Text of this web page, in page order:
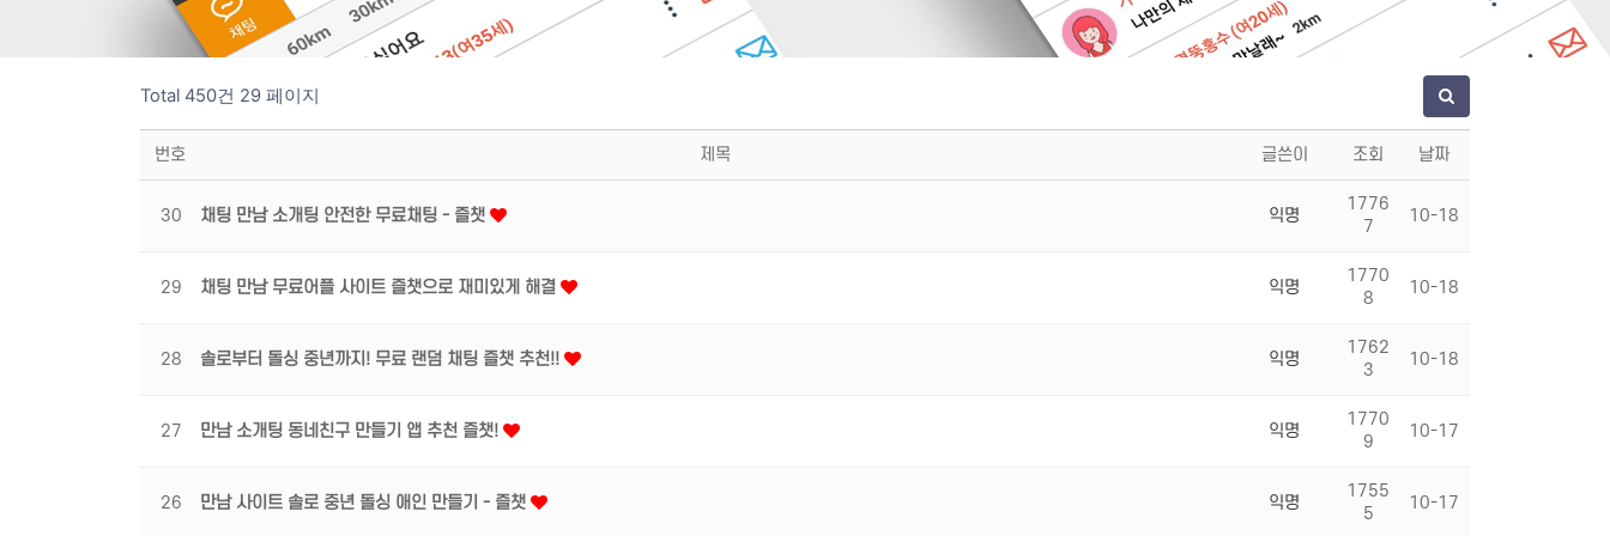
Total 450건 29 페이지
번호 제목 글쓴이 조회 날짜
30 채팅 만남 소개팅 안전한 무료채팅 - 즐챗 익명
1776
7
10-18
29 채팅 만남 무료어플 사이트 즐챗으로 재미있게 해결 익명
1770
8
10-18
28 솔로부터 돌싱 중년까지! 무료 랜덤 채팅 즐챗 추천!! 익명
1762
3
10-18
27 만남 소개팅 동네친구 만들기 앱 추천 즐챗! 익명
1770
9
10-17
26 만남 사이트 솔로 중년 돌싱 애인 만들기 - 즐챗 익명
1755
5
10-17